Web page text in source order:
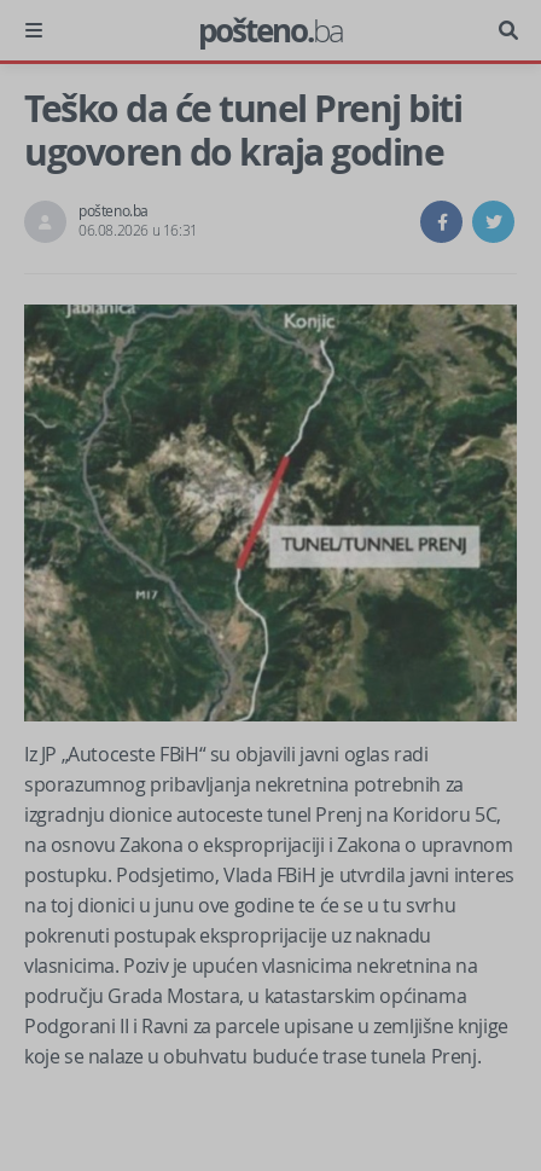
pošteno.ba
Teško da će tunel Prenj biti
ugovoren do kraja godine
pošteno.ba
06.08.2026 u 16:31
Iz JP „Autoceste FBiH“ su objavili javni oglas radi
sporazumnog pribavljanja nekretnina potrebnih za
izgradnju dionice autoceste tunel Prenj na Koridoru 5C,
na osnovu Zakona o eksproprijaciji i Zakona o upravnom
postupku. Podsjetimo, Vlada FBiH je utvrdila javni interes
na toj dionici u junu ove godine te će se u tu svrhu
pokrenuti postupak eksproprijacije uz naknadu
vlasnicima. Poziv je upućen vlasnicima nekretnina na
području Grada Mostara, u katastarskim općinama
Podgorani II i Ravni za parcele upisane u zemljišne knjige
koje se nalaze u obuhvatu buduće trase tunela Prenj.